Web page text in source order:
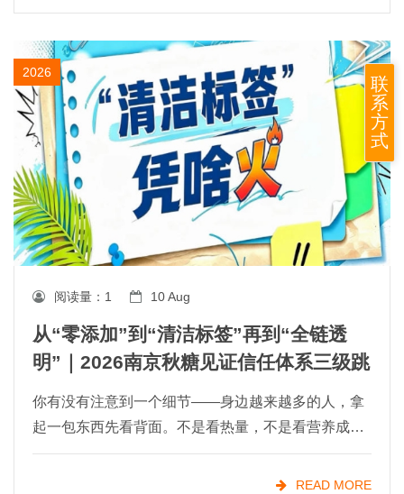
2026
阅读量： 1 10 Aug
从“零添加”到“清洁标签”再到“全链透
明”｜2026南京秋糖见证信任体系三级跳
你有没有注意到一个细节——身边越来越多的人，拿
起一包东西先看背面。不是看热量，不是看营养成
分，而是盯着配料表认真琢磨。大家现在就想知道一
件事：我吃的这玩意儿，里面到底装了啥？这就是清
READ MORE
联
系
方
式